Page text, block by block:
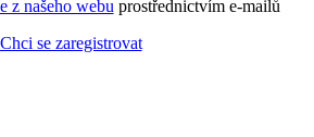
z našeho webu prostřednictvím e-mailů
Chci se zaregistrovat